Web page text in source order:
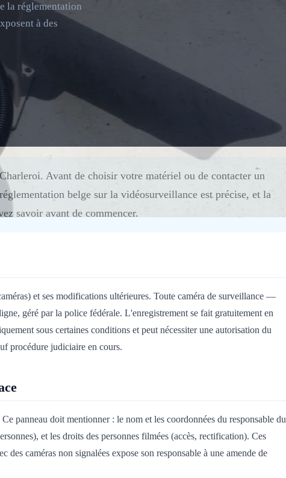
la réglementation
à des
Avant de choisir votre matériel ou de contacter un
belge sur la vidéosurveillance est précise, et la
savoir avant de commencer.
et ses modifications ultérieures. Toute caméra de surveillance —
géré par la police fédérale. L'enregistrement se fait gratuitement en
sous certaines conditions et peut nécessiter une autorisation du
procédure judiciaire en cours.
panneau doit mentionner : le nom et les coordonnées du responsable du
et les droits des personnes filmées (accès, rectification). Ces
caméras non signalées expose son responsable à une amende de